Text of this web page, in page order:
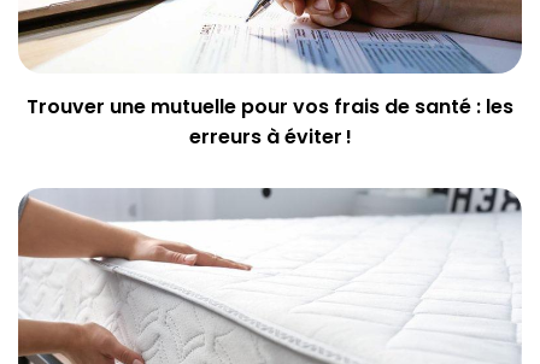
Trouver une mutuelle pour vos frais de santé : les
erreurs à éviter !